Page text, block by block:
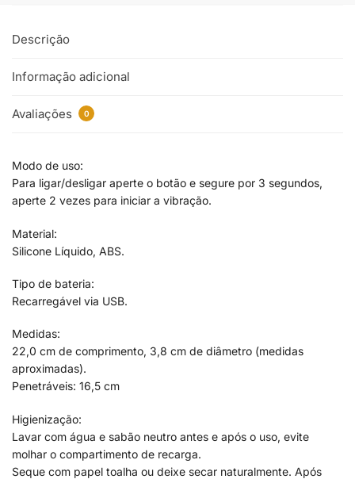
Descrição
Informação adicional
Avaliações 0
Modo de uso:
Para ligar/desligar aperte o botão e segure por 3 segundos,
aperte 2 vezes para iniciar a vibração.
Material:
Silicone Líquido, ABS.
Tipo de bateria:
Recarregável via USB.
Medidas:
22,0 cm de comprimento, 3,8 cm de diâmetro (medidas
aproximadas).
Penetráveis: 16,5 cm
Higienização:
Lavar com água e sabão neutro antes e após o uso, evite
molhar o compartimento de recarga.
Seque com papel toalha ou deixe secar naturalmente. Após